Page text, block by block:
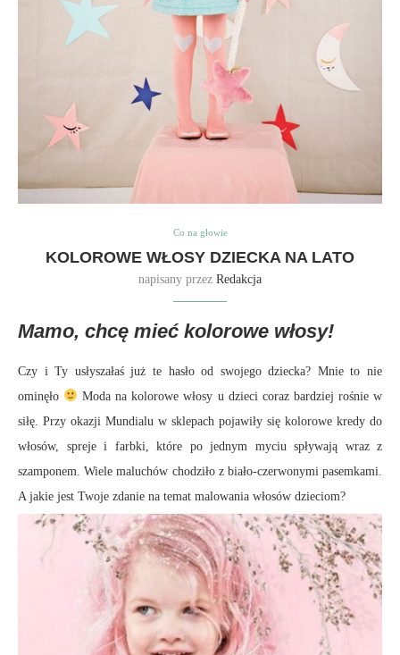
Co na głowie
KOLOROWE WŁOSY DZIECKA NA LATO
napisany przez Redakcja
Mamo, chcę mieć kolorowe włosy!
Czy i Ty usłyszałaś już te hasło od swojego dziecka? Mnie to nie
ominęło
Moda na kolorowe włosy u dzieci coraz bardziej rośnie w
siłę. Przy okazji Mundialu w sklepach pojawiły się kolorowe kredy do
włosów, spreje i farbki, które po jednym myciu spływają wraz z
szamponem. Wiele maluchów chodziło z biało-czerwonymi pasemkami.
A jakie jest Twoje zdanie na temat malowania włosów dzieciom?